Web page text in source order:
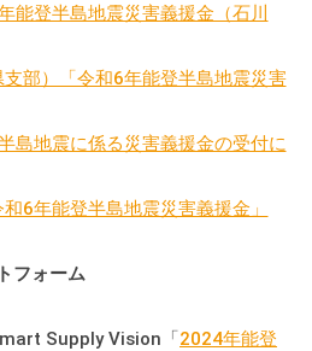
能登半島地震災害義援金（石川
部）「令和6年能登半島地震災害
島地震に係る災害義援金の受付に
6年能登半島地震災害義援金」
フォーム
Supply Vision「2024年能登